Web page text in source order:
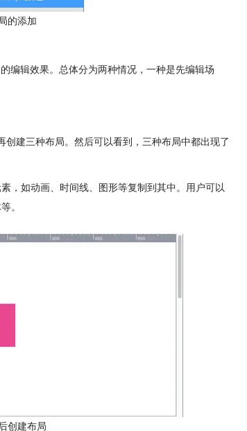
的添加
编辑效果。总体分为两种情况，一种是先编辑场
建三种布局。然后可以看到，三种布局中都出现了
，如动画、时间线、图形等复制到其中。用户可以
。
创建布局